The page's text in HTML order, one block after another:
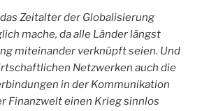
Zeitalter der Globalisierung
mache, da alle Länder längst
miteinander verknüpft seien. Und
Netzwerken auch die
in der Kommunikation
Finanzwelt einen Krieg sinnlos